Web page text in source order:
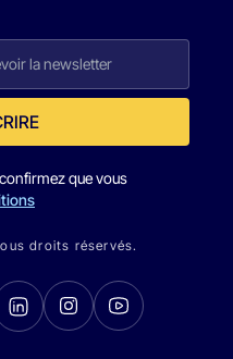
que vous
droits réservés.